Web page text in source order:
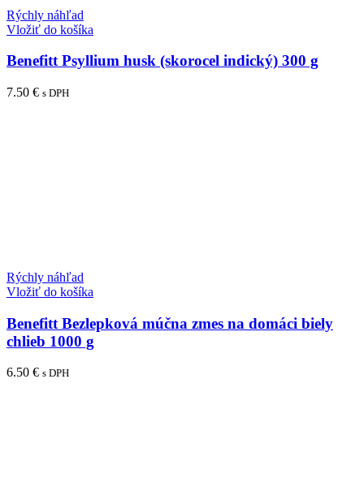
Rýchly náhľad
Vložiť do košíka
Benefitt Psyllium husk (skorocel indický) 300 g
7.50 € s DPH
Rýchly náhľad
Vložiť do košíka
Benefitt Bezlepková múčna zmes na domáci biely
chlieb 1000 g
6.50 € s DPH